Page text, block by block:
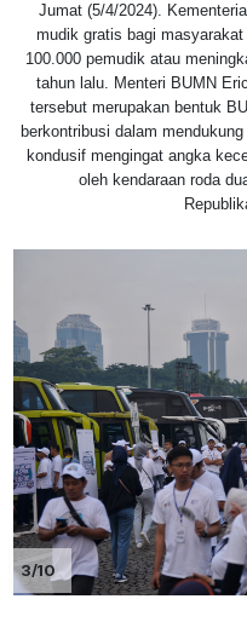
Jumat (5/4/2024).
mudik gratis bagi
100.000 pemudik atau
tahun lalu. Menteri BUMN
tersebut merupakan bentuk
berkontribusi dalam
kondusif mengingat angka
oleh kendaraan roda
3/10